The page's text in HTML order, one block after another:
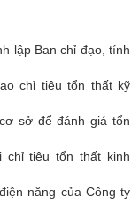
lập Ban chỉ đạo, tính
chỉ tiêu tổn thất kỹ
sở để đánh giá tổn
tiêu tổn thất kinh
năng của Công ty